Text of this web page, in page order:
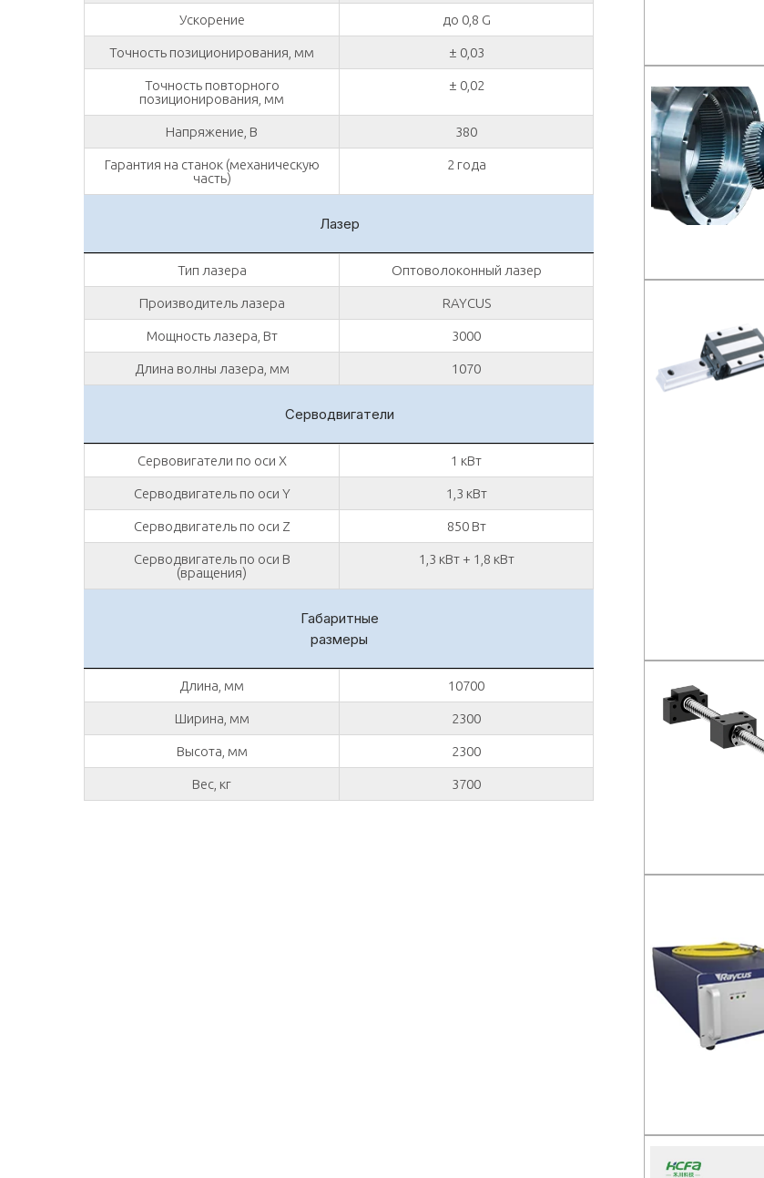
Ускорение до 0,8 G
Точность позиционирования, мм ± 0,03
Точность повторного
позиционирования, мм
± 0,02
Напряжение, В 380
Гарантия на станок (механическую
часть)
2 года
Лазер
Тип лазера Оптоволоконный лазер
Производитель лазера RAYCUS
Мощность лазера, Вт 3000
Длина волны лазера, мм 1070
Серводвигатели
Сервовигатели по оси X 1 кВт
Серводвигатель по оси Y 1,3 кВт
Серводвигатель по оси Z 850 Вт
Серводвигатель по оси B
(вращения)
1,3 кВт + 1,8 кВт
Габаритные
размеры
Длина, мм 10700
Ширина, мм 2300
Высота, мм 2300
Вес, кг 3700